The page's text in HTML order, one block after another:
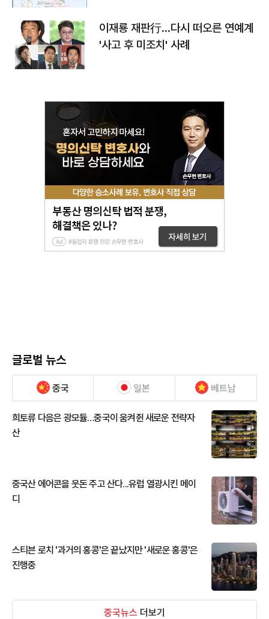
이재룡 재판行…다시 떠오른 연예계
'사고 후 미조치' 사례
글로벌 뉴스
중국 일본 베트남
희토류 다음은 광모듈…중국이 움켜쥔 새로운 전략자
산
중국산 에어콘을 웃돈 주고 산다...유럽 열광시킨 메이
디
스티븐 로치 '과거의 홍콩'은 끝났지만 '새로운 홍콩'은
진행중
중국뉴스 더보기